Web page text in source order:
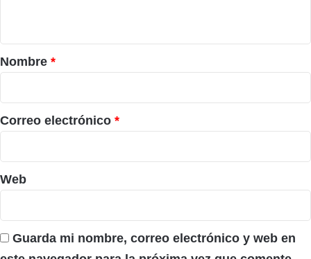
r
i
o
*
Nombre *
Correo electrónico *
Web
Guarda mi nombre, correo electrónico y web en